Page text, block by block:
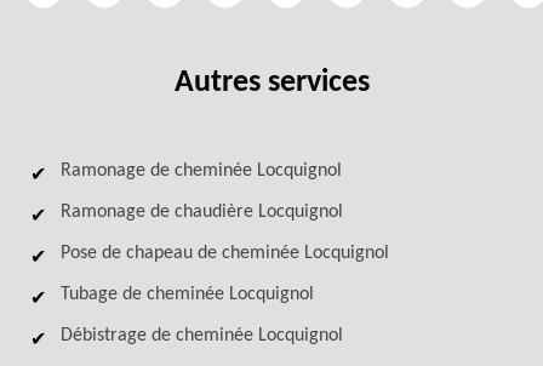
Autres services
Ramonage de cheminée Locquignol
Ramonage de chaudière Locquignol
Pose de chapeau de cheminée Locquignol
Tubage de cheminée Locquignol
Débistrage de cheminée Locquignol